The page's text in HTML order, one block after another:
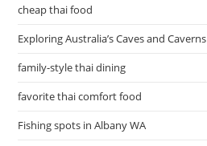
cheap thai food
Exploring Australia’s Caves and Caverns
family-style thai dining
favorite thai comfort food
Fishing spots in Albany WA